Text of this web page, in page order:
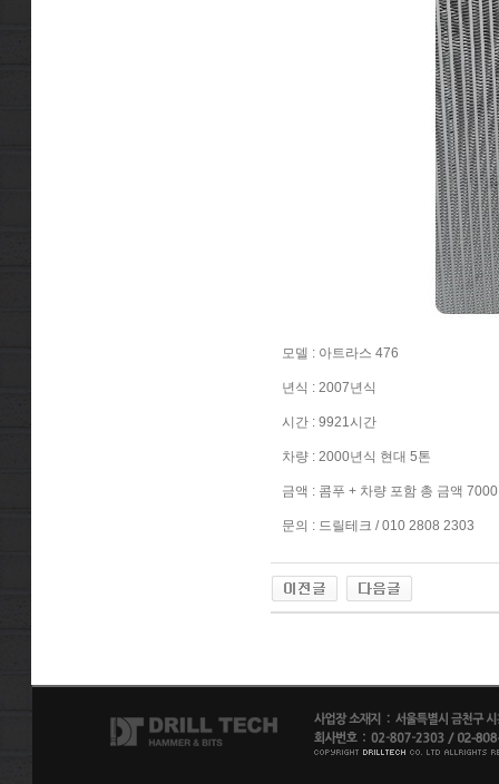
모델 : 아트라스 476
년식 : 2007년식
시간 : 9921시간
차량 : 2000년식 현대 5톤
금액 : 콤푸 + 차량 포함 총 금액
문의 : 드릴테크 / 010 2808 2303